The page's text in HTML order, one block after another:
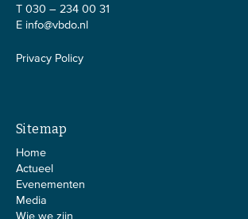
T 030 – 234 00 31
E info@vbdo.nl
Privacy Policy
Sitemap
Home
Actueel
Evenementen
Media
Wie we zijn